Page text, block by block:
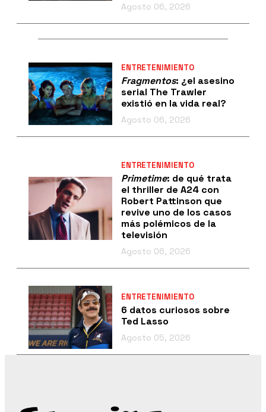
Agosto 06, 2026
ENTRETENIMIENTO
Fragmentos: ¿el asesino
serial The Trawler
existió en la vida real?
Agosto 06, 2026
ENTRETENIMIENTO
Primetime: de qué trata
el thriller de A24 con
Robert Pattinson que
revive uno de los casos
más polémicos de la
televisión
Agosto 06, 2026
ENTRETENIMIENTO
6 datos curiosos sobre
Ted Lasso
Agosto 05, 2026